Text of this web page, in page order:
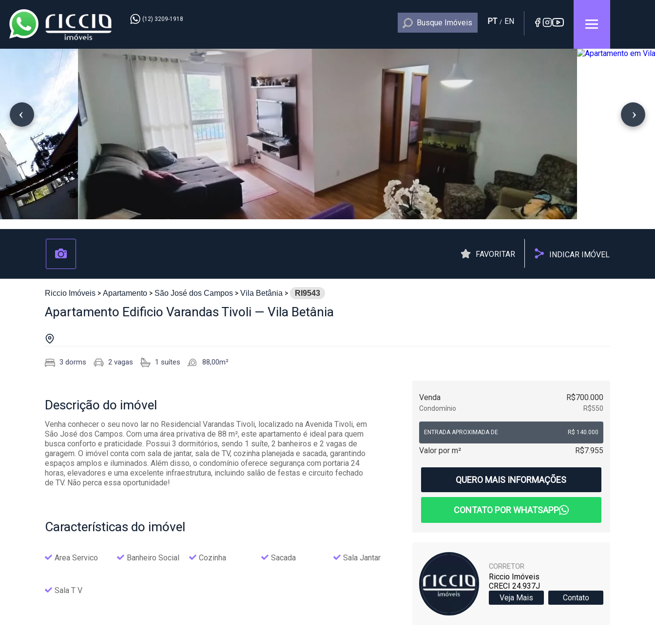
(12) 3209-1918 Busque Imóveis PT / EN
FAVORITAR INDICAR IMÓVEL
Riccio Imóveis Apartamento São José dos Campos Vila Betânia RI9543
Apartamento Edificio Varandas Tivoli — Vila Betânia
3 dorms 2 vagas 1 suítes 88,00m²
Venda R$700.000
Condomínio R$550
ENTRADA APROXIMADA DE R$ 140.000
Valor por m² R$7.955
QUERO MAIS INFORMAÇÕES
CONTATO POR WHATSAPP
CORRETOR
Riccio Imóveis
CRECI 24.937J
Veja Mais
Contato
Descrição do imóvel
Venha conhecer o seu novo lar no Residencial Varandas Tivoli, localizado na Avenida Tivoli, em
São José dos Campos. Com uma área privativa de 88 m², este apartamento é ideal para quem
busca conforto e praticidade. Possui 3 dormitórios, sendo 1 suíte, 2 banheiros e 2 vagas de
garagem. O imóvel conta com sala de jantar, sala de TV, cozinha planejada e sacada, garantindo
espaços amplos e iluminados. Além disso, o condomínio oferece segurança com portaria 24
horas, elevadores e uma excelente infraestrutura, incluindo salão de festas e circuito fechado
de TV. Não perca essa oportunidade!
Características do imóvel
Area Servico Banheiro Social Cozinha Sacada Sala Jantar
Sala T V